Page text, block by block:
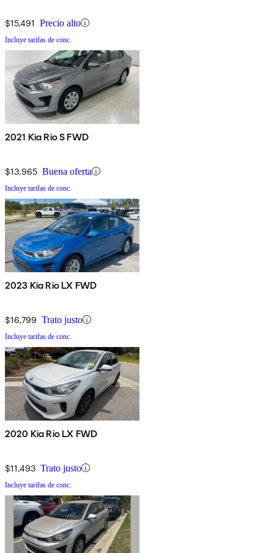
$15,491 Precio alto
Incluye tarifas de conc.
2021 Kia Rio S FWD
$13,965 Buena oferta
Incluye tarifas de conc.
2023 Kia Rio LX FWD
$16,799 Trato justo
Incluye tarifas de conc.
2020 Kia Rio LX FWD
$11,493 Trato justo
Incluye tarifas de conc.